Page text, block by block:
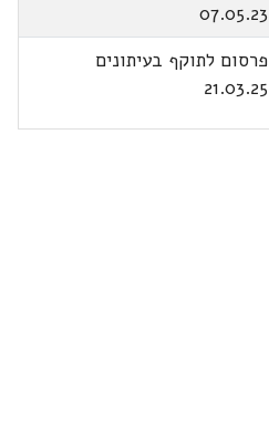
07.05.23
פרסום לתוקף בעיתונים
21.03.25